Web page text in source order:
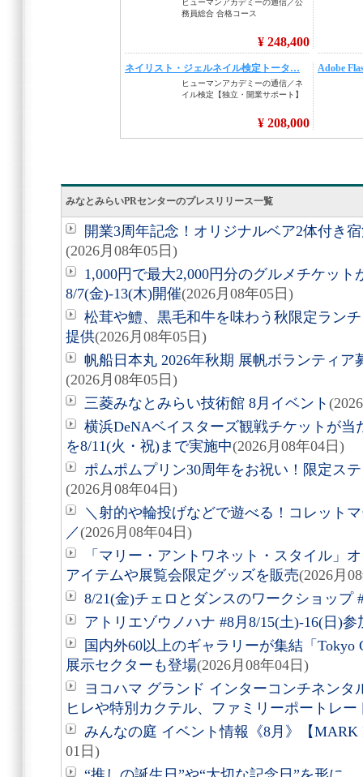
みなとみらいPRセンターのプレスリリース一覧
開業3周年記念！オリジナルベア2体付き
(2026月08年05日)
1,000円で最大2,000円分のグルメチケッ
8/7(金)-13(木)開催(2026月08年05日)
松茸や鱧、黒毛和牛を味わう秋限定ラン
提供(2026月08年05日)
帆船日本丸 2026年秋期 展帆ボランティア
(2026月08年05日)
三菱みなとみらい技術館 8月イベント
横浜DeNAベイスターズ観戦チケットが
を8/11(火・祝)まで実施中(2026月08年04日)
ポムポムプリン30周年をお祝い！限定ス
(2026月08年04日)
＼射的や輪投げなどで遊べる！コレット
／(2026月08年04日)
「マリー・アントワネット・スタイル」
アイテムや展覧会限定グッズを販売(2026月
8/21(金)チェロとダンスのワークショップ
アトリエゾウノハナ #8月8/15(土)-16(日)参
国内外60以上のギャラリーが集結「Tokyo
展示セクターも登場(2026月08年04日)
ヨコハマ グランド インターコンチネンタ
ヒレや特別カクテル、ファミリーポートレー
みんなの庭 イベント情報《8月》【MARK
01日)